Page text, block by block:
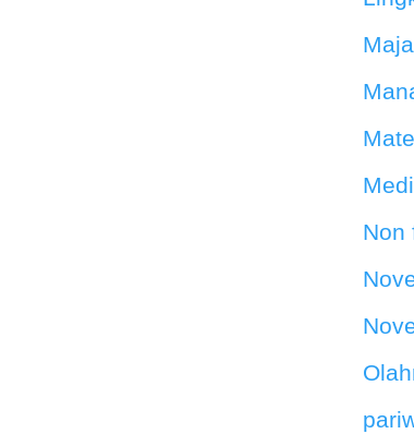
Non